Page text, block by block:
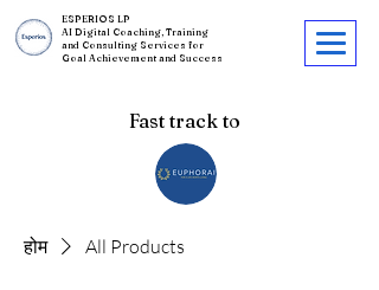
ESPERIOS LP
AI Digital Coaching, Training
and Consulting Services for
Goal Achievement and Success
Fast track to
होम All Products